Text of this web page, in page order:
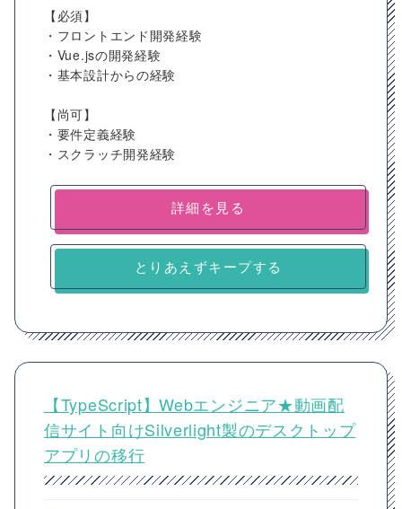
【必須】
・フロントエンド開発経験
・Vue.jsの開発経験
・基本設計からの経験
【尚可】
・要件定義経験
・スクラッチ開発経験
詳細を見る
とりあえずキープする
【TypeScript】Webエンジニア★動画配
信サイト向けSilverlight製のデスクトップ
アプリの移行